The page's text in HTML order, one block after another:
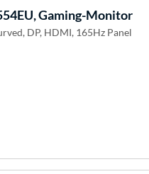
Gaming-Monitor
DP, HDMI, 165Hz Panel